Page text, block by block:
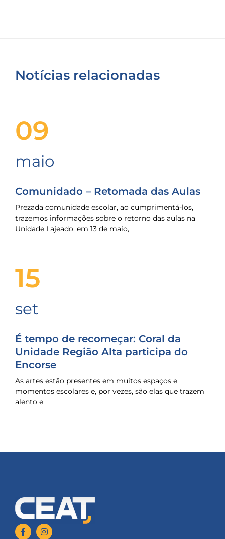
Notícias relacionadas
09
maio
Comunidado – Retomada das Aulas
Prezada comunidade escolar, ao cumprimentá-los,
trazemos informações sobre o retorno das aulas na
Unidade Lajeado, em 13 de maio,
15
set
É tempo de recomeçar: Coral da
Unidade Região Alta participa do
Encorse
As artes estão presentes em muitos espaços e
momentos escolares e, por vezes, são elas que trazem
alento e